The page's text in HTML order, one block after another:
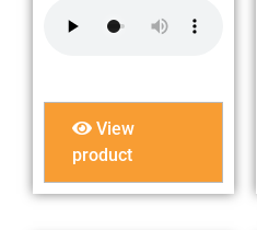
View
product